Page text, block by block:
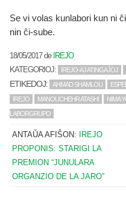
Se vi volas kunlabori kun ni
nin ĉi-sube.
18/05/2017de IREJO
KATEGORIOJ:
IREJO-AJ ATINGAĴOJ
ETIKEDOJ: AHMAD SHAMLOU
IREJO
MANOUCHEHR ATASHI NIMA
LABORGRUPO
ANTAŬA AFIŜON:
IREJO
PROPONIS: STARIGI LA
PREMION “JUNULARA
ORGANZIO DE LA JARO”